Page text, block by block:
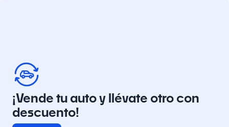
¡Vende tu auto y llévate otro con
descuento!